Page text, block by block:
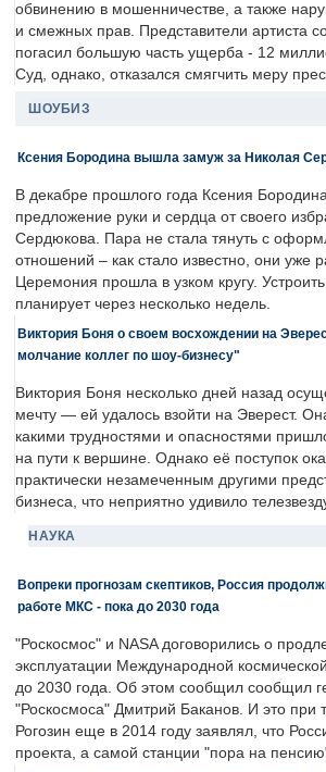
обвинению в мошенничестве, а также
и смежных прав. Представители артиста
погасил большую часть ущерба - 12
Суд, однако, отказался смягчить меру
ШОУБИЗ
Ксения Бородина вышла замуж за Николая
В декабре прошлого года Ксения
предложение руки и сердца от своего
Сердюкова. Пара не стала тянуть с
отношений – как стало известно, они уже
Церемония прошла в узком кругу.
планирует через несколько недель.
Виктория Боня о своем восхождении на
молчание коллег по шоу-бизнесу"
Виктория Боня несколько дней назад
мечту — ей удалось взойти на Эверест.
какими трудностями и опасностями
на пути к вершине. Однако её поступок
практически незамеченным другими
бизнеса, что неприятно удивило
НАУКА
Вопреки прогнозам скептиков, Россия
работе МКС - пока до 2030 года
"Роскосмос" и NASA договорились о
эксплуатации Международной
до 2030 года. Об этом сообщил сообщил
"Роскосмоса" Дмитрий Баканов. И это при
Рогозин еще в 2014 году заявлял, что
проекта, а самой станции "пора на